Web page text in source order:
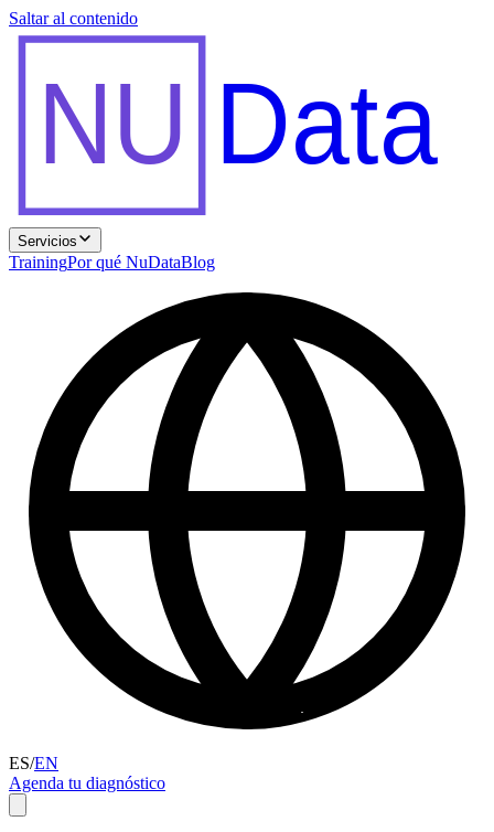
Saltar al contenido
NU Data
Servicios
TrainingPor qué NuDataBlog
ES/EN
Agenda tu diagnóstico